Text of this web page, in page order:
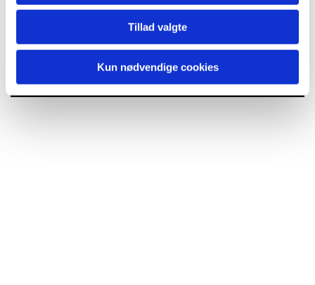
Tillad valgte
Kun nødvendige cookies
Du vil måske også kunne
lide...